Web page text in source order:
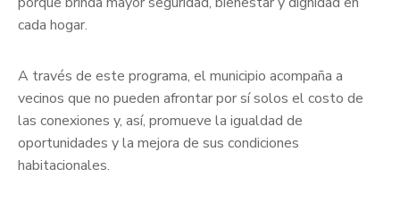
cada hogar.
A través de este programa, el municipio acompaña a
vecinos que no pueden afrontar por sí solos el costo de
las conexiones y, así, promueve la igualdad de
oportunidades y la mejora de sus condiciones
habitacionales.